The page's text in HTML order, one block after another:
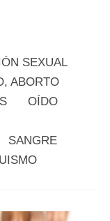
SEXUAL
ABORTO
OÍDO
SANGRE